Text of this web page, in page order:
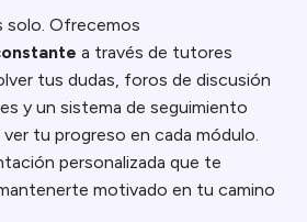
solo. Ofrecemos
a través de tutores
tus dudas, foros de discusión
y un sistema de seguimiento
tu progreso en cada módulo.
personalizada que te
motivado en tu camino